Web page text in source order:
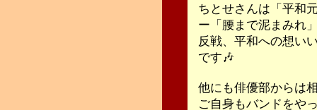
ちとせさんは「平和
ー「腰まで泥まみれ
反戦、平和への想い
です🎶
他にも俳優部からは
ご自身もバンドをや